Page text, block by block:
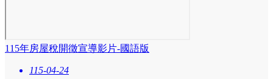
115年房屋稅開徵宣導影片-國語版
115-04-24